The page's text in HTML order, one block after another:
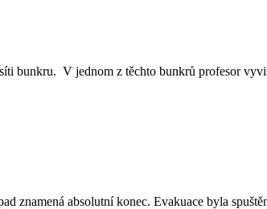
bunkru. V jednom z těchto bunkrů profesor
znamená absolutní konec. Evakuace byla